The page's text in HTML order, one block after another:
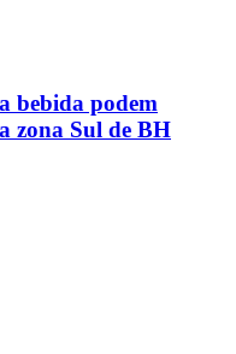
bebida podem
zona Sul de BH